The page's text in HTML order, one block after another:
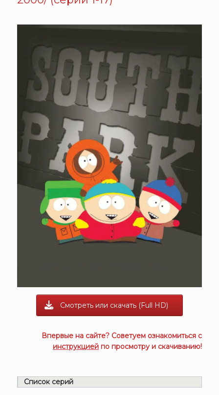
Смотреть или скачать (Full HD)
Впервые на сайте? Советуем ознакомиться с
инструкцией по просмотру и скачиванию!
Список серий